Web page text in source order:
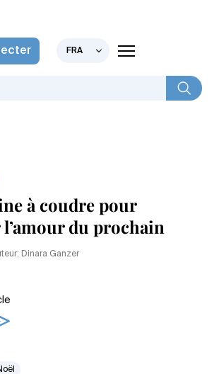
FRA
à coudre pour
du prochain
Dinara Ganzer